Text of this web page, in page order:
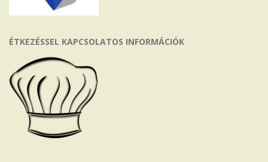
ÉTKEZÉSSEL KAPCSOLATOS INFORMÁCIÓK